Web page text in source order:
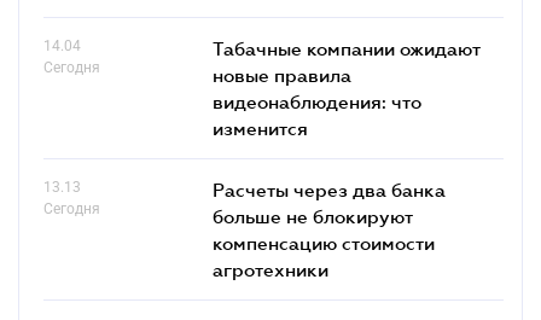
14.04
Сегодня
Табачные компании ожидают
новые правила
видеонаблюдения: что
изменится
13.13
Сегодня
Расчеты через два банка
больше не блокируют
компенсацию стоимости
агротехники